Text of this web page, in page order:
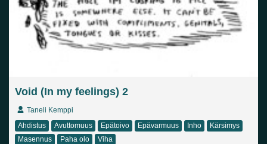
Void (In my feelings) 2
Taneli Kemppi
Ahdistus
Avuttomuus Epätoivo Epävarmuus Inho
Kärsimys
Masennus
Paha olo Viha